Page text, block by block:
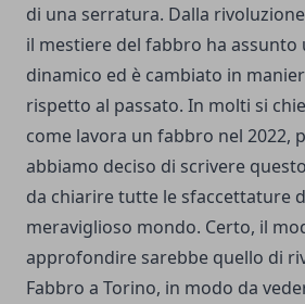
di una serratura. Dalla
il mestiere del fabbro ha
dinamico ed è cambiato in
rispetto al passato. In molti si
come lavora un fabbro nel 2022,
abbiamo deciso di scrivere
da chiarire tutte le sfaccettature
meraviglioso mondo. Certo, il
approfondire sarebbe quello di
Fabbro a Torino, in modo da